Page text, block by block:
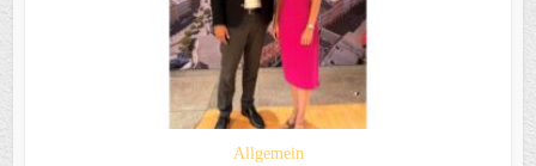
Allgemein